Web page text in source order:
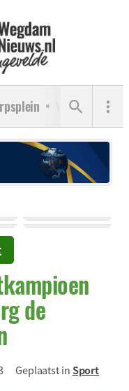
Verenigingen
de
Geplaatst inSport